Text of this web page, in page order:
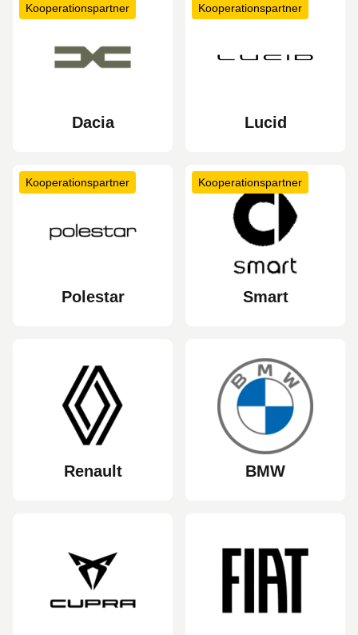
Dacia
Kooperationspartner
Lucid
Kooperationspartner
Polestar
Kooperationspartner
Smart
Kooperationspartner
Renault BMW